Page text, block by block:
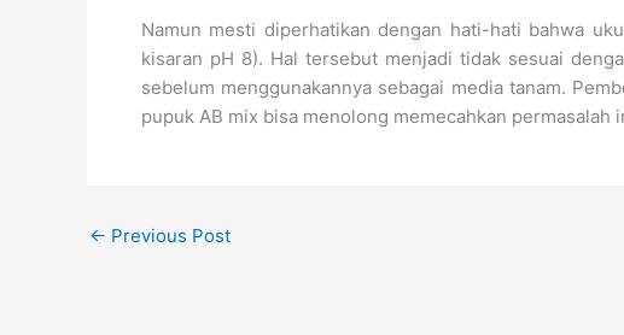
Namun mesti diperhatikan dengan hati-hati bahwa
kisaran pH 8). Hal tersebut menjadi tidak sesuai
sebelum menggunakannya sebagai media tanam.
pupuk AB mix bisa menolong memecahkan permasalah
← Previous Post